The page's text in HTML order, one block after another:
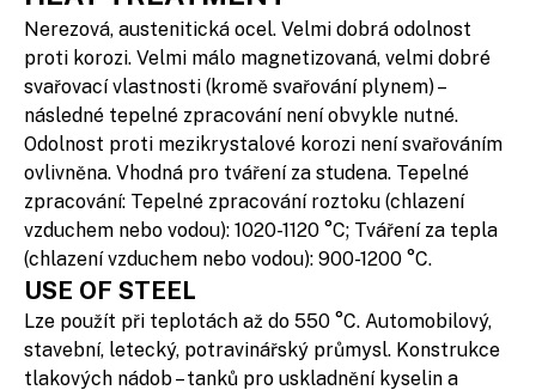
Nerezová, austenitická ocel. Velmi dobrá odolnost
proti korozi. Velmi málo magnetizovaná, velmi dobré
svařovací vlastnosti (kromě svařování plynem) –
následné tepelné zpracování není obvykle nutné.
Odolnost proti mezikrystalové korozi není svařováním
ovlivněna. Vhodná pro tváření za studena. Tepelné
zpracování: Tepelné zpracování roztoku (chlazení
vzduchem nebo vodou): 1020-1120 °C; Tváření za tepla
(chlazení vzduchem nebo vodou): 900-1200 °C.
USE OF STEEL
Lze použít při teplotách až do 550 °C. Automobilový,
stavební, letecký, potravinářský průmysl. Konstrukce
tlakových nádob – tanků pro uskladnění kyselin a